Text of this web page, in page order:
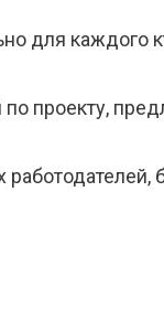
для каждого
по проекту,